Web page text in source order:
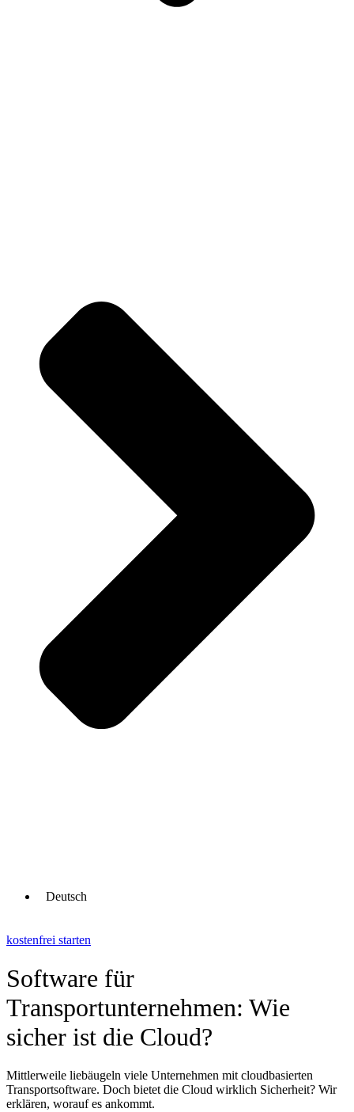
Deutsch
kostenfrei starten
Software für
Transportunternehmen: Wie
sicher ist die Cloud?
Mittlerweile liebäugeln viele Unternehmen mit cloudbasierten
Transportsoftware. Doch bietet die Cloud wirklich Sicherheit? Wir
erklären, worauf es ankommt.